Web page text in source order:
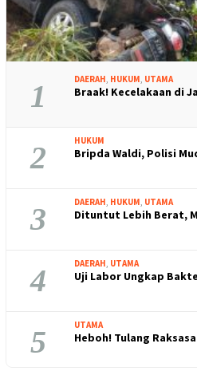
1 DAERAH HUKUM UTAMA
Braak! Kecelakaan di
2 HUKUM
Bripda Waldi, Polisi
3 DAERAH HUKUM UTAMA
Dituntut Lebih Berat,
4 DAERAH UTAMA
Uji Labor Ungkap
5 UTAMA
Heboh! Tulang